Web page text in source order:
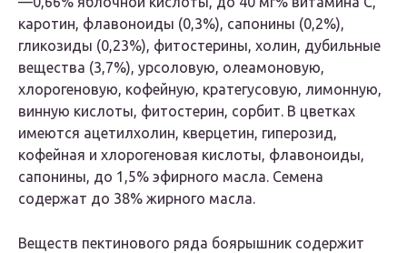
каротин, флавоноиды (0,3%), сапонины (0,2%),
гликозиды (0,23%), фитостерины, холин, дубильные
вещества (3,7%), урсоловую, олеамоновую,
хлорогеновую, кофейную, кратегусовую, лимонную,
винную кислоты, фитостерин, сорбит. В цветках
имеются ацетилхолин, кверцетин, гиперозид,
кофейная и хлорогеновая кислоты, флавоноиды,
сапонины, до 1,5% эфирного масла. Семена
содержат до 38% жирного масла.
Веществ пектинового ряда боярышник содержит